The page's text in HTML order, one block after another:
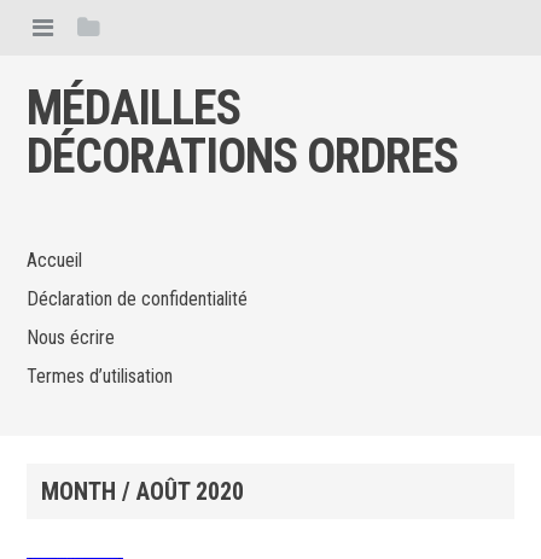
MÉDAILLES
DÉCORATIONS ORDRES
Accueil
Déclaration de confidentialité
Nous écrire
Termes d’utilisation
MONTH /AOÛT 2020